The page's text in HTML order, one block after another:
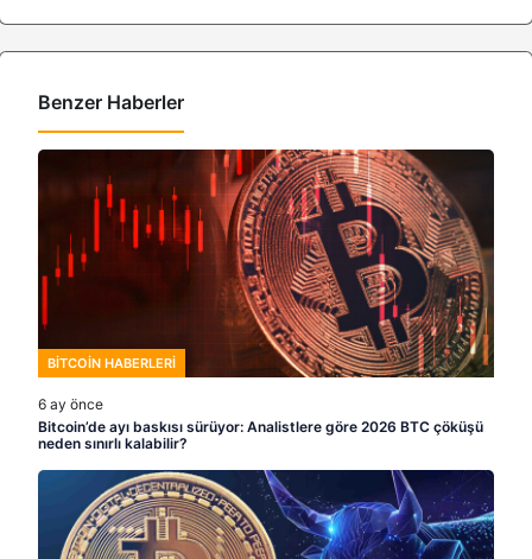
Benzer Haberler
BITCOIN HABERLERI
6 ay önce
Bitcoin’de ayı baskısı sürüyor: Analistlere göre 2026 BTC çöküşü
neden sınırlı kalabilir?